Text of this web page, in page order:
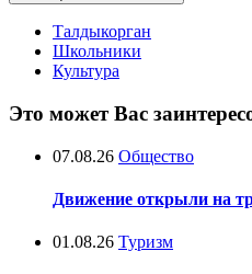
Талдыкорган
Школьники
Культура
Это может Вас
07.08.26 Общество
Движение открыли на
01.08.26 Туризм